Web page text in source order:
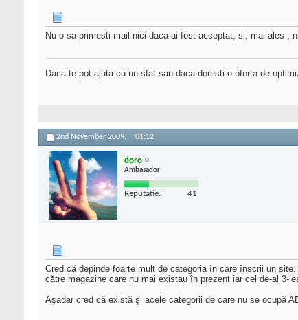
Nu o sa primesti mail nici daca ai fost acceptat, si, mai ales
Daca te pot ajuta cu un sfat sau daca doresti o oferta de
2nd November 2009, 01:12
doro
Ambasador
Reputatie: 41
Cred că depinde foarte mult de categoria în care înscrii un
către magazine care nu mai existau în prezent iar cel de-al 3-
Aşadar cred că există şi acele categorii de care nu se ocupă